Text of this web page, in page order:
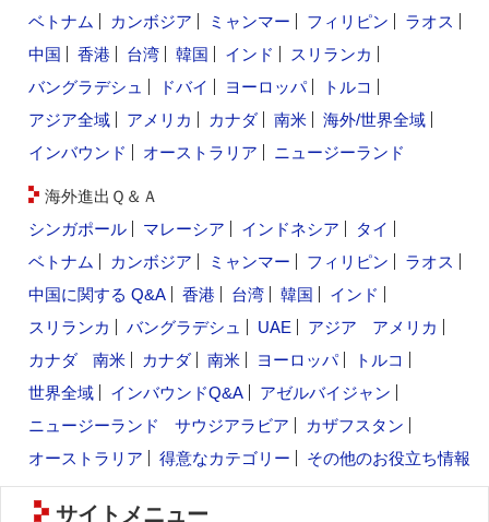
ベトナム
カンボジア ミャンマー フィリピン
ラオス
中国
香港 台湾 韓国 インド
スリランカ
バングラデシュ
ドバイ ヨーロッパ
トルコ
アジア全域
アメリカ カナダ 南米
海外/世界全域
インバウンド
オーストラリア ニュージーランド
海外進出Ｑ＆Ａ
シンガポール
マレーシア インドネシア
タイ
ベトナム
カンボジア ミャンマー フィリピン
ラオス
中国に関する Q&A
香港 台湾 韓国
インド
スリランカ
バングラデシュ UAE アジア
アメリカ
カナダ
南米 カナダ 南米 ヨーロッパ
トルコ
世界全域
インバウンドQ&A
アゼルバイジャン
ニュージーランド
サウジアラビア
カザフスタン
オーストラリア
得意なカテゴリー その他のお役立ち情報
サイトメニュー